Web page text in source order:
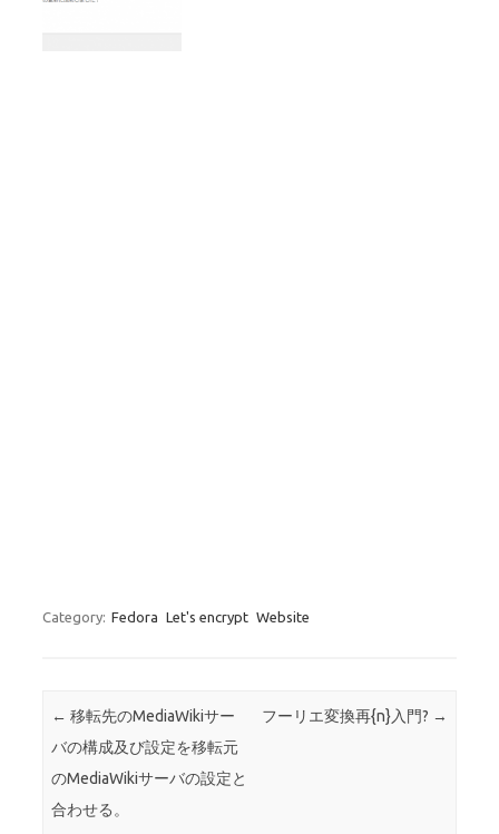
Category: Fedora Let's encrypt Website
Post navigation
← 移転先のMediaWikiサー
バの構成及び設定を移転元
のMediaWikiサーバの設定と
合わせる。
フーリエ変換再{n}入門? →